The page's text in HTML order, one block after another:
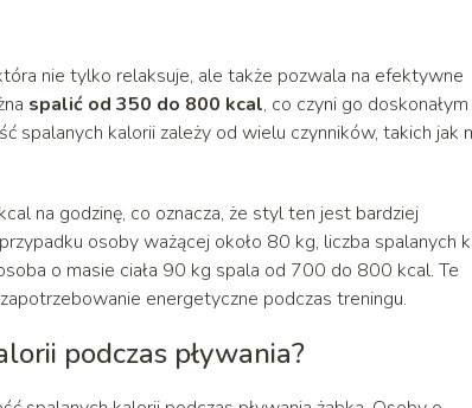
nie tylko relaksuje, ale także pozwala na efektywne
spalić od 350 do 800 kcal, co czyni go doskonałym
spalanych kalorii zależy od wielu czynników, takich jak
na godzinę, co oznacza, że styl ten jest bardziej
osoby ważącej około 80 kg, liczba spalanych
o masie ciała 90 kg spala od 700 do 800 kcal. Te
energetyczne podczas treningu.
podczas pływania?